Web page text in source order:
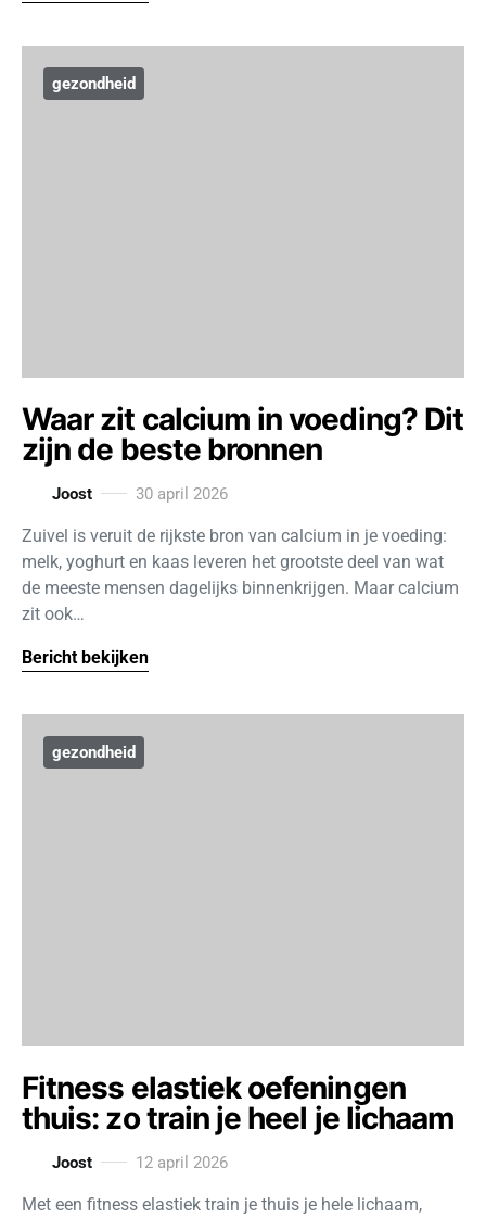
gezondheid
Waar zit calcium in voeding? Dit
zijn de beste bronnen
Joost 30 april 2026
Zuivel is veruit de rijkste bron van calcium in je voeding:
melk, yoghurt en kaas leveren het grootste deel van wat
de meeste mensen dagelijks binnenkrijgen. Maar calcium
zit ook…
Bericht bekijken
gezondheid
Fitness elastiek oefeningen
thuis: zo train je heel je lichaam
Joost 12 april 2026
Met een fitness elastiek train je thuis je hele lichaam,